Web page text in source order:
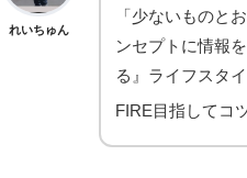
れいちゅん
「少ないものと
ンセプトに情報
る』ライフスタ
FIRE目指してコ